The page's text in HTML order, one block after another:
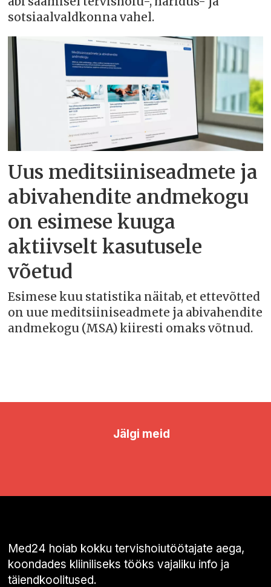
sotsiaalvaldkonna vahel.
Uus meditsiiniseadmete ja
abivahendite andmekogu
on esimese kuuga
aktiivselt kasutusele
võetud
Esimese kuu statistika näitab, et ettevõtted
on uue meditsiiniseadmete ja abivahendite
andmekogu (MSA) kiiresti omaks võtnud.
Jälgi meid
Med24 hoiab kokku tervishoiutöötajate aega,
koondades kliiniliseks tööks vajaliku info ja
täiendkoolitused.